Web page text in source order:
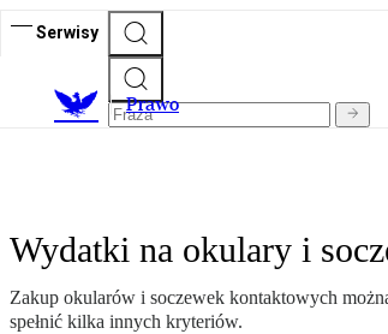
Serwisy
Prawo
Wydatki na okulary i
Zakup okularów i soczewek kontaktowych
spełnić kilka innych kryteriów.